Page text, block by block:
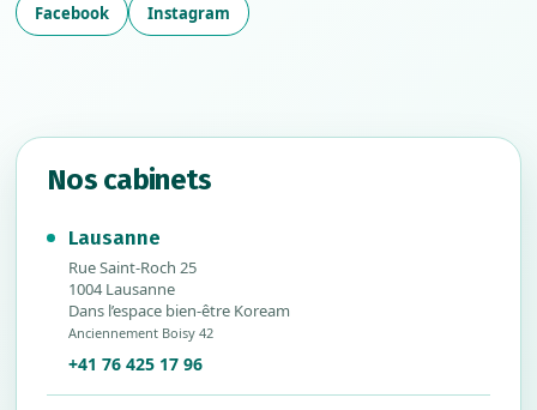
Facebook Instagram
Nos cabinets
Lausanne
Rue Saint-Roch 25
1004 Lausanne
Dans l’espace bien-être Koream
Anciennement Boisy 42
+41 76 425 17 96